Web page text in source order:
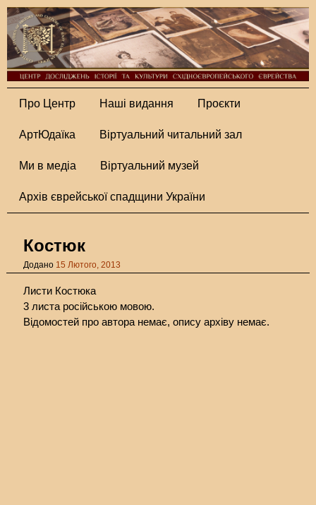
Про Центр Наші видання Проєкти
АртЮдаїка Віртуальний читальний зал
Ми в медіа Віртуальний музей
Архів єврейської спадщини України
Костюк
Додано 15 Лютого, 2013
Листи Костюка
3 листа російською мовою.
Відомостей про автора немає, опису архіву немає.